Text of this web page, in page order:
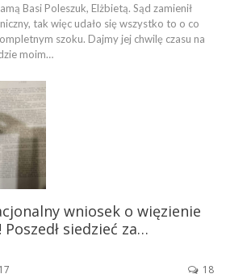
Basi Poleszuk, Elżbietą. Sąd zamienił
tak więc udało się wszystko to o co
szoku. Dajmy jej chwilę czasu na
moim…
wniosek o więzienie
siedzieć za…
18